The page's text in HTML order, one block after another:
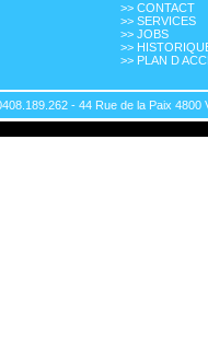
>> CONTACT
>> SERVICES
>> JOBS
>>
>> PLAN D
- 44 Rue de la Paix